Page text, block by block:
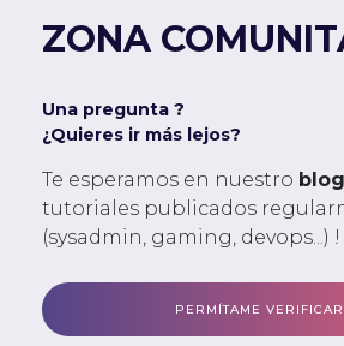
ZONA
Una pregunta ?
¿Quieres ir más lejos?
Te esperamos en nuestro blog
tutoriales publicados
(sysadmin, gaming, devops...) !
PERMÍTAME VERIFICAR